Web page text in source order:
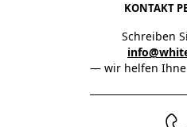
KONTAKT
Schreiben
— wir helfen